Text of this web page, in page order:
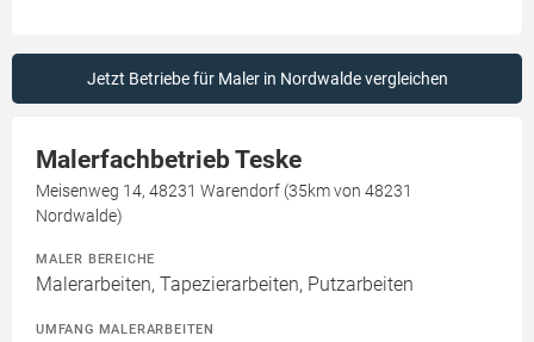
Jetzt Betriebe für Maler in Nordwalde vergleichen
Malerfachbetrieb Teske
Meisenweg 14, 48231 Warendorf (35km von 48231
Nordwalde)
MALER BEREICHE
Malerarbeiten, Tapezierarbeiten, Putzarbeiten
UMFANG MALERARBEITEN